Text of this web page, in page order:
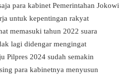
para kabinet Pemerintahan Jokowi
untuk kepentingan rakyat
memasuki tahun 2022 suara
lagi didengar mengingat
Pilpres 2024 sudah semakin
para kabinetnya menyusun